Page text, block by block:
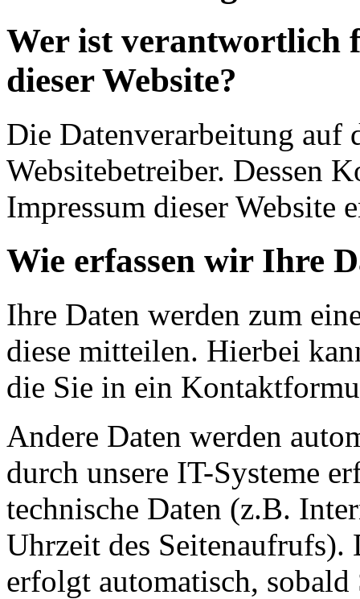
Wer ist verantwortlich
dieser Website?
Die Datenverarbeitung auf
Websitebetreiber. Dessen
Impressum dieser Website
Wie erfassen wir Ihre
Ihre Daten werden zum
diese mitteilen. Hierbei
die Sie in ein
Andere Daten werden
durch unsere IT-Systeme
technische Daten (z.B.
Uhrzeit des Seitenaufrufs).
erfolgt automatisch, sobald